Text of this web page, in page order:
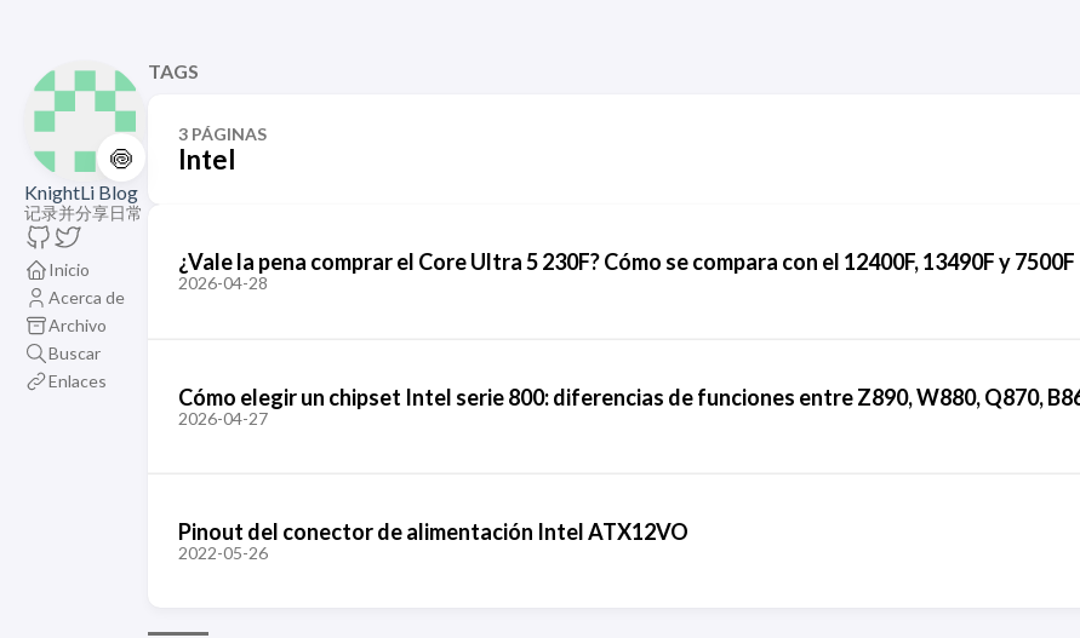
🍥
KnightLi Blog
记录并分享日常
Inicio
Acerca de
Archivo
Buscar
Enlaces
TAGS
3 PÁGINAS
Intel
¿Vale la pena comprar el Core Ultra 5 230F? Cómo se compara con el 12400F, 13490F y 7500F
2026-04-28
Cómo elegir un chipset Intel serie 800: diferencias de funciones entre Z890, W880, Q870,
2026-04-27
Pinout del conector de alimentación Intel ATX12VO
2022-05-26